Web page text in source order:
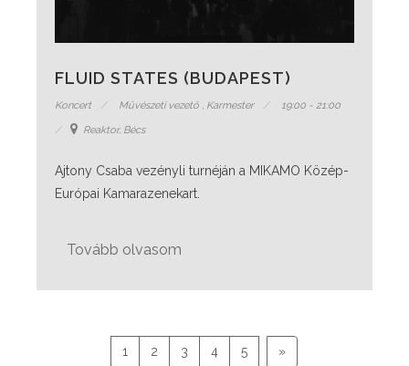
FLUID STATES (BUDAPEST)
Koncert Művészeti vezető Karmester 19:00 - 21:00
Reaktor, Bécs
Ajtony Csaba vezényli turnéján a MIKAMO Közép-
Európai Kamarazenekart.
Tovább olvasom
1 2 3 4 5 »